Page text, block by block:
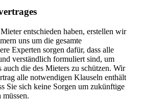
entschieden haben, erstellen wir
uns um die gesamte
Experten sorgen dafür, dass alle
verständlich formuliert sind, um
auch die des Mieters zu schützen. Wir
alle notwendigen Klauseln enthält
Sie sich keine Sorgen um zukünftige
müssen.